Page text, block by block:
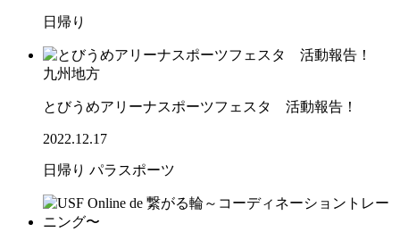
日帰り
九州地方
とびうめアリーナスポーツフェスタ 活動報告！
2022.12.17
日帰り パラスポーツ